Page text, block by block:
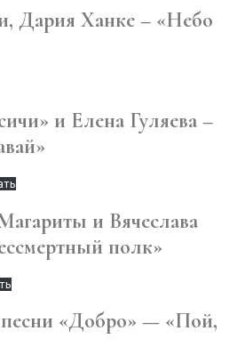
Дария Ханке – «Небо
и Елена Гуляева –
и Вячеслава
полк»
песни «Добро» — «Пой,